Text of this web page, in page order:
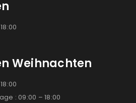
Weihnachten
: 09:00 – 18:00